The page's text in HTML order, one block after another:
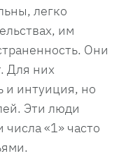
легко
им
Они
Для них
и интуиция, но
Эти люди
«1» часто